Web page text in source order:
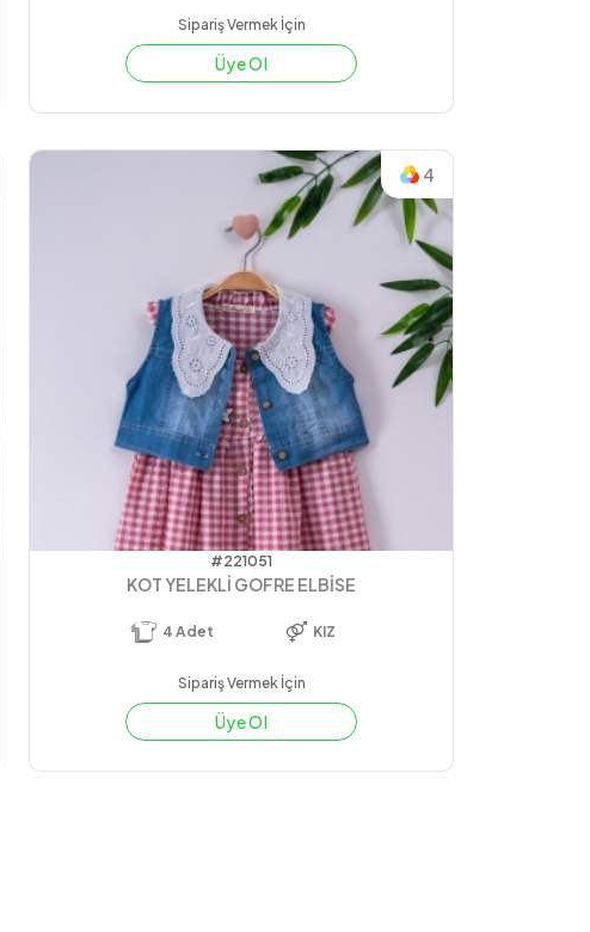
Sipariş Vermek İçin
Üye Ol
4
#221051
KOT YELEKLİ GOFRE ELBİSE
4 Adet KIZ
Sipariş Vermek İçin
Üye Ol